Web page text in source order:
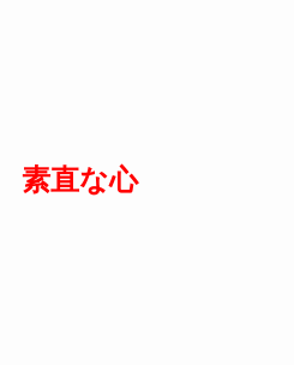
素直な心